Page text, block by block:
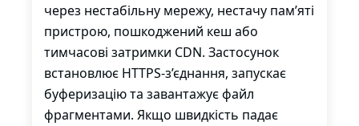
через нестабільну мережу, нестачу пам’яті
пристрою, пошкоджений кеш або
тимчасові затримки CDN. Застосунок
встановлює HTTPS-з’єднання, запускає
буферизацію та завантажує файл
фрагментами. Якщо швидкість падає